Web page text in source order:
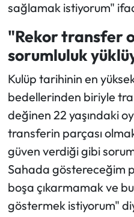
sağlamak istiyorum"
"Rekor transfer
sorumluluk
Kulüp tarihinin en
bedellerinden biriyle
değinen 22 yaşındaki
transferin parçası
güven verdiği gibi
Sahada göstereceğim
boşa çıkarmamak ve
göstermek istiyorum"